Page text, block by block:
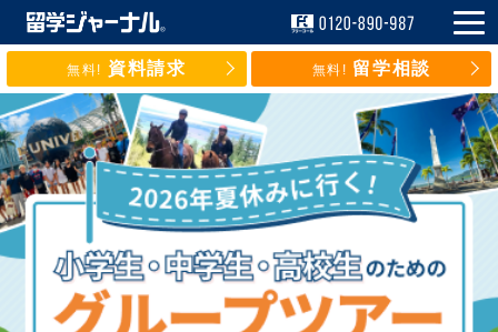
無料! 資料請求 無料! 留学相談